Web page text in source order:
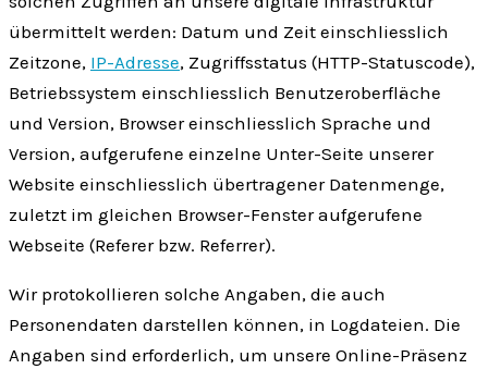
übermittelt werden: Datum und Zeit einschliesslich
Zeitzone, IP-Adresse, Zugriffsstatus (HTTP-Statuscode),
Betriebs­system einschliesslich Benutzer­oberfläche
und Version, Browser einschliesslich Sprache und
Version, aufgerufene einzelne Unter-Seite unserer
Website einschliesslich übertragener Daten­menge,
zuletzt im gleichen Browser-Fenster aufgerufene
Webseite (Referer bzw. Referrer).
Wir protokollieren solche Angaben, die auch
Personendaten darstellen können, in Log­dateien. Die
Angaben sind erforderlich, um unsere Online-Präsenz